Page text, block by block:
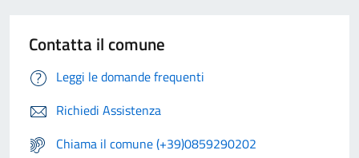
Contatta il comune
Leggi le domande frequenti
Richiedi Assistenza
Chiama il comune (+39)0859290202